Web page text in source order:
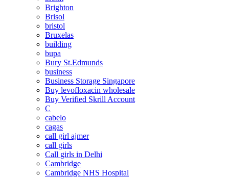
Brighton
Brisol
bristol
Bruxelas
building
bupa
Bury St.Edmunds
business
Business Storage Singapore
Buy levofloxacin wholesale
Buy Verified Skrill Account
C
cabelo
cagas
call girl ajmer
call girls
Call girls in Delhi
Cambridge
Cambridge NHS Hospital